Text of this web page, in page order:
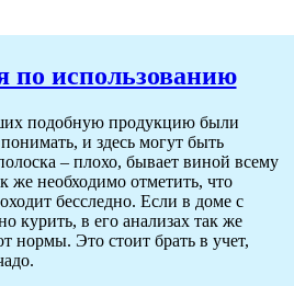
по использованию
подобную продукцию были
и здесь могут быть
– плохо, бывает виной всему
же необходимо отметить, что
бесследно. Если в доме с
курить, в его анализах так же
нормы. Это стоит брать в учет,